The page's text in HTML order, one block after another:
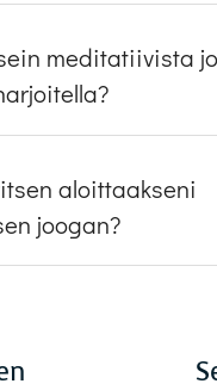
meditatiivista
aloittaakseni
joogan?